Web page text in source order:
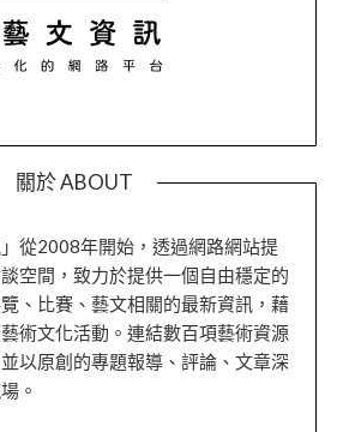
關於 ABOUT
」從2008年開始，透過網路網站提
空間，致力於提供一個自由穩定的
、比賽、藝文相關的最新資訊，藉
術文化活動。連結數百項藝術資源
以原創的專題報導、評論、文章深
。